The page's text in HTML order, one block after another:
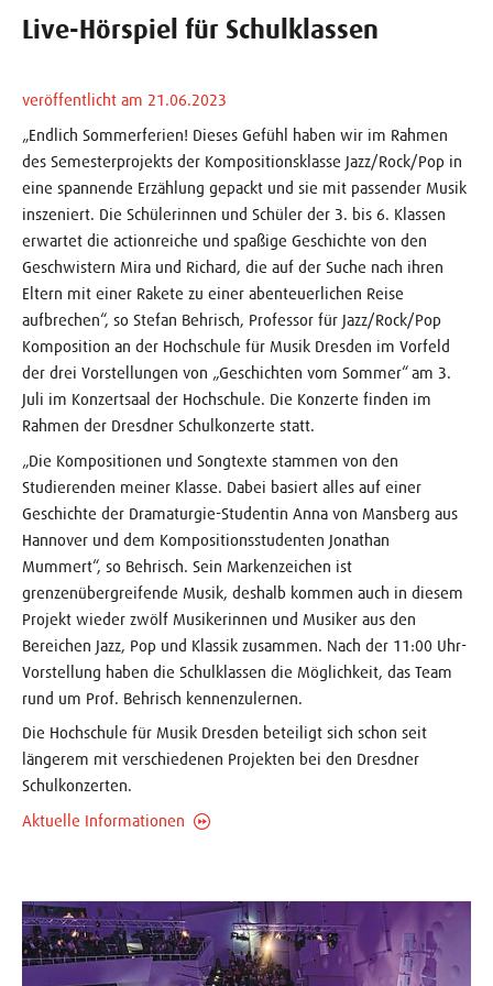
Live-Hörspiel für Schulklassen
veröffentlicht am 21.06.2023
„Endlich Sommerferien! Dieses Gefühl haben wir im Rahmen
des Semesterprojekts der Kompositionsklasse Jazz/Rock/Pop in
eine spannende Erzählung gepackt und sie mit passender Musik
inszeniert. Die Schülerinnen und Schüler der 3. bis 6. Klassen
erwartet die actionreiche und spaßige Geschichte von den
Geschwistern Mira und Richard, die auf der Suche nach ihren
Eltern mit einer Rakete zu einer abenteuerlichen Reise
aufbrechen“, so Stefan Behrisch, Professor für Jazz/Rock/Pop
Komposition an der Hochschule für Musik Dresden im Vorfeld
der drei Vorstellungen von „Geschichten vom Sommer“ am 3.
Juli im Konzertsaal der Hochschule. Die Konzerte finden im
Rahmen der Dresdner Schulkonzerte statt.
„Die Kompositionen und Songtexte stammen von den
Studierenden meiner Klasse. Dabei basiert alles auf einer
Geschichte der Dramaturgie-Studentin Anna von Mansberg aus
Hannover und dem Kompositionsstudenten Jonathan
Mummert“, so Behrisch. Sein Markenzeichen ist
grenzenübergreifende Musik, deshalb kommen auch in diesem
Projekt wieder zwölf Musikerinnen und Musiker aus den
Bereichen Jazz, Pop und Klassik zusammen. Nach der 11:00 Uhr-
Vorstellung haben die Schulklassen die Möglichkeit, das Team
rund um Prof. Behrisch kennenzulernen.
Die Hochschule für Musik Dresden beteiligt sich schon seit
längerem mit verschiedenen Projekten bei den Dresdner
Schulkonzerten.
Aktuelle Informationen